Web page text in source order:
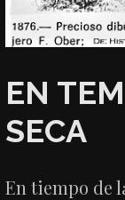
EN
SECA
En tiempo de